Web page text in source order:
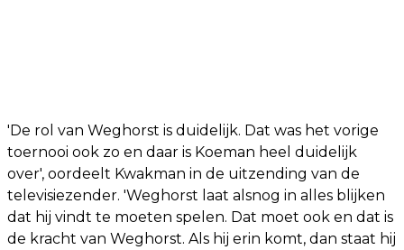
'De rol van Weghorst is duidelijk. Dat was het vorige
toernooi ook zo en daar is Koeman heel duidelijk
over', oordeelt Kwakman in de uitzending van de
televisiezender. 'Weghorst laat alsnog in alles blijken
dat hij vindt te moeten spelen. Dat moet ook en dat is
de kracht van Weghorst. Als hij erin komt, dan staat hij